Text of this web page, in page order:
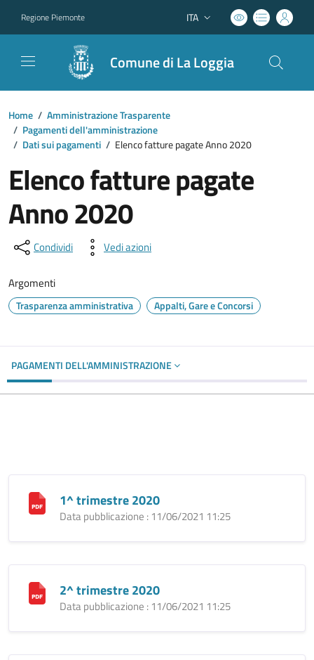
Regione Piemonte Lingua attiva:
ITA
Comune di La Loggia
Home / Amministrazione Trasparente
/ Pagamenti dell'amministrazione
/ Dati sui pagamenti / Elenco fatture pagate Anno 2020
Elenco fatture pagate
Anno 2020
Condividi Vedi azioni
Argomenti
Trasparenza amministrativa Appalti, Gare e Concorsi
PAGAMENTI DELL'AMMINISTRAZIONE
1^ trimestre 2020
Data pubblicazione : 11/06/2021 11:25
2^ trimestre 2020
Data pubblicazione : 11/06/2021 11:25